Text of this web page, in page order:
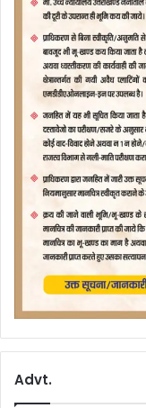
Advt.